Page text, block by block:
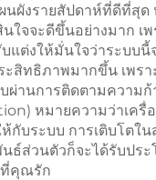
นผังรายสัปดาห์ที่ดีที่สุ
ใจจะดีขึ้นอย่างมาก
บแต่งให้มั่นใจว่าระบบ
ะสิทธิภาพมากขึ้น เพร
ผ่านการติดตามความก้
หมายความว่าเครื่
กับระบบ การเติบโตใ
ส่วนตัวก็จะได้รับประ
คุณรัก